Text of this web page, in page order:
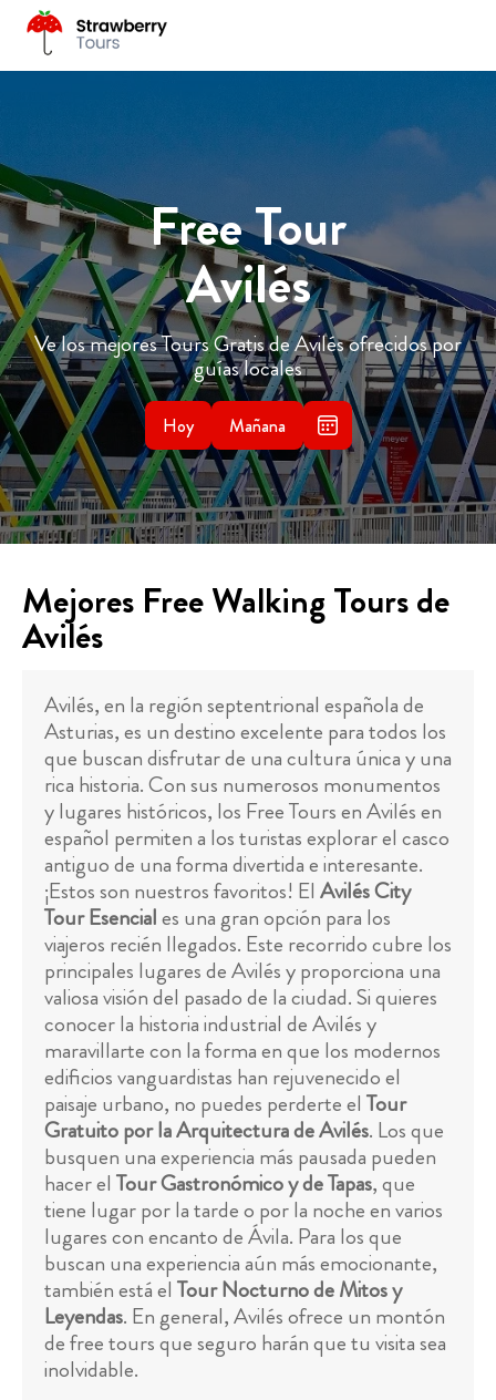
Free Tour
Avilés
Ve los mejores Tours Gratis de Avilés ofrecidos por
guías locales
Hoy Mañana
Mejores Free Walking Tours de
Avilés
Avilés, en la región septentrional española de
Asturias, es un destino excelente para todos los
que buscan disfrutar de una cultura única y una
rica historia. Con sus numerosos monumentos
y lugares históricos, los Free Tours en Avilés en
español permiten a los turistas explorar el casco
antiguo de una forma divertida e interesante.
¡Estos son nuestros favoritos! El Avilés City
Tour Esenciales una gran opción para los
viajeros recién llegados. Este recorrido cubre los
principales lugares de Avilés y proporciona una
valiosa visión del pasado de la ciudad. Si quieres
conocer la historia industrial de Avilés y
maravillarte con la forma en que los modernos
edificios vanguardistas han rejuvenecido el
paisaje urbano, no puedes perderte el Tour
Gratuito por la Arquitectura de Avilés. Los que
busquen una experiencia más pausada pueden
hacer el Tour Gastronómico y de Tapas, que
tiene lugar por la tarde o por la noche en varios
lugares con encanto de Ávila. Para los que
buscan una experiencia aún más emocionante,
también está el Tour Nocturno de Mitos y
Leyendas. En general, Avilés ofrece un montón
de free tours que seguro harán que tu visita sea
inolvidable.